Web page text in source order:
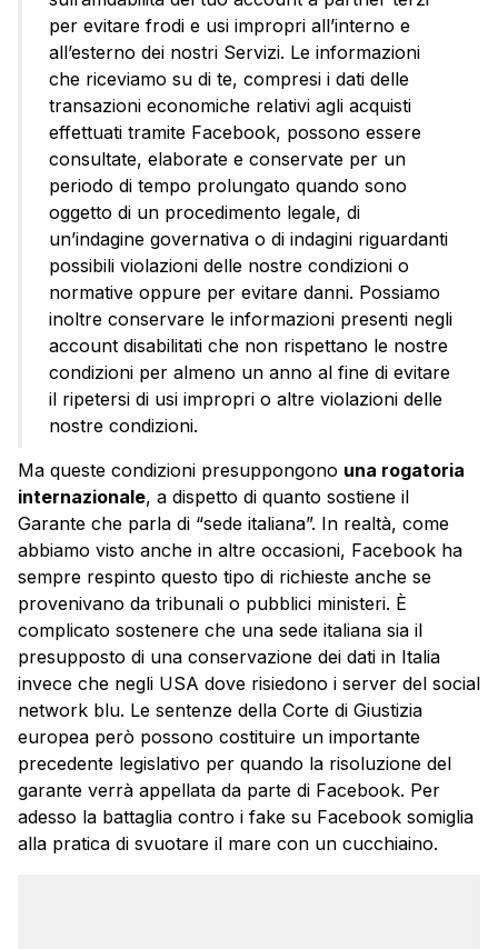
per evitare frodi e usi impropri all’interno e
all’esterno dei nostri Servizi. Le informazioni
che riceviamo su di te, compresi i dati delle
transazioni economiche relativi agli acquisti
effettuati tramite Facebook, possono essere
consultate, elaborate e conservate per un
periodo di tempo prolungato quando sono
oggetto di un procedimento legale, di
un’indagine governativa o di indagini riguardanti
possibili violazioni delle nostre condizioni o
normative oppure per evitare danni. Possiamo
inoltre conservare le informazioni presenti negli
account disabilitati che non rispettano le nostre
condizioni per almeno un anno al fine di evitare
il ripetersi di usi impropri o altre violazioni delle
nostre condizioni.
Ma queste condizioni presuppongono una rogatoria
internazionale, a dispetto di quanto sostiene il
Garante che parla di “sede italiana”. In realtà, come
abbiamo visto anche in altre occasioni, Facebook ha
sempre respinto questo tipo di richieste anche se
provenivano da tribunali o pubblici ministeri. È
complicato sostenere che una sede italiana sia il
presupposto di una conservazione dei dati in Italia
invece che negli USA dove risiedono i server del social
network blu. Le sentenze della Corte di Giustizia
europea però possono costituire un importante
precedente legislativo per quando la risoluzione del
garante verrà appellata da parte di Facebook. Per
adesso la battaglia contro i fake su Facebook somiglia
alla pratica di svuotare il mare con un cucchiaino.